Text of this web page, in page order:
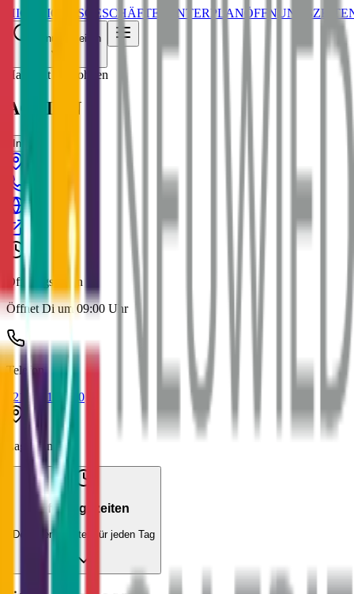
HIGHLIGHTSGESCHÄFTE CENTERPLAN
Öffnungszeiten
Haushalt & Wohnen
ACTION
Infos
Öffnungszeiten
Öffnet Di um 09:00 Uhr
Telefon
0211 30146100
Lageplan
Öffnungszeiten
Detaillierte Zeiten für jeden Tag